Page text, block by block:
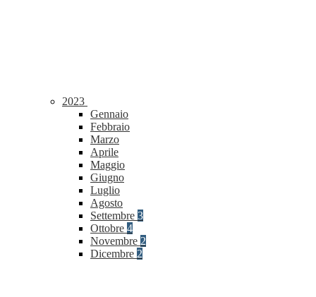
2023
Gennaio
Febbraio
Marzo
Aprile
Maggio
Giugno
Luglio
Agosto
Settembre 3
Ottobre 4
Novembre 2
Dicembre 2